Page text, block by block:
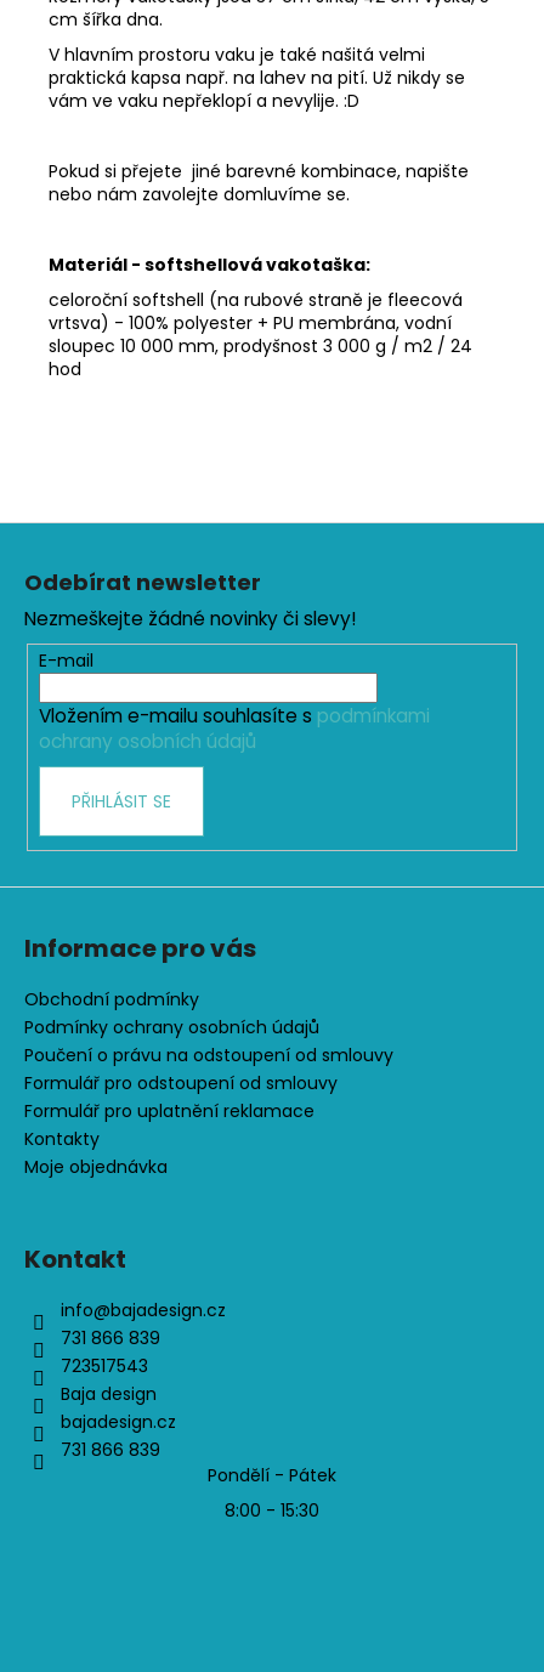
cm šířka dna.
V hlavním prostoru vaku je také našitá velmi
praktická kapsa např. na lahev na pití. Už nikdy se
vám ve vaku nepřeklopí a nevylije. :D
Pokud si přejete jiné barevné kombinace, napište
nebo nám zavolejte domluvíme se.
Materiál - softshellová vakotaška:
celoroční softshell (na rubové straně je fleecová
vrtsva) - 100% polyester + PU membrána, vodní
sloupec 10 000 mm, prodyšnost 3 000 g / m2 / 24
hod
Z
Odebírat newsletter
Nezmeškejte žádné novinky či slevy!
E-mail
Vložením e-mailu souhlasíte s podmínkami
ochrany osobních údajů
PŘIHLÁSIT SE
Informace pro vás
Obchodní podmínky
Podmínky ochrany osobních údajů
Poučení o právu na odstoupení od smlouvy
Formulář pro odstoupení od smlouvy
Formulář pro uplatnění reklamace
Kontakty
Moje objednávka
Kontakt
info@bajadesign.cz
731 866 839
723517543
Baja design
bajadesign.cz
731 866 839
Pondělí - Pátek
8:00 - 15:30